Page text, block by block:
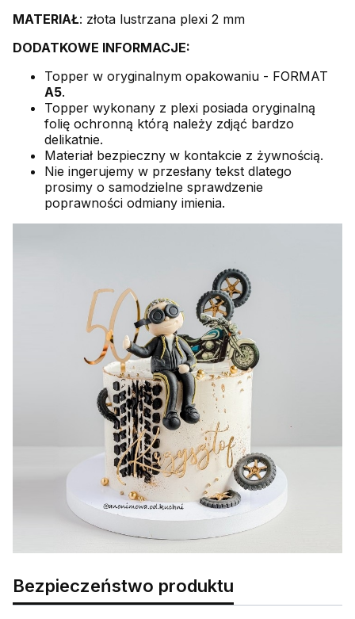
MATERIAŁ: złota lustrzana plexi 2 mm
DODATKOWE INFORMACJE:
Topper w oryginalnym opakowaniu - FORMAT
A5.
Topper wykonany z plexi posiada oryginalną
folię ochronną którą należy zdjąć bardzo
delikatnie.
Materiał bezpieczny w kontakcie z żywnością.
Nie ingerujemy w przesłany tekst dlatego
prosimy o samodzielne sprawdzenie
poprawności odmiany imienia.
Bezpieczeństwo produktu